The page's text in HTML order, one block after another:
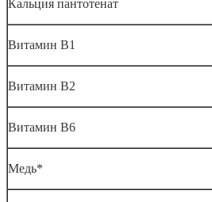
Кальция пантотенат
Витамин В1
Витамин В2
Витамин В6
Медь*